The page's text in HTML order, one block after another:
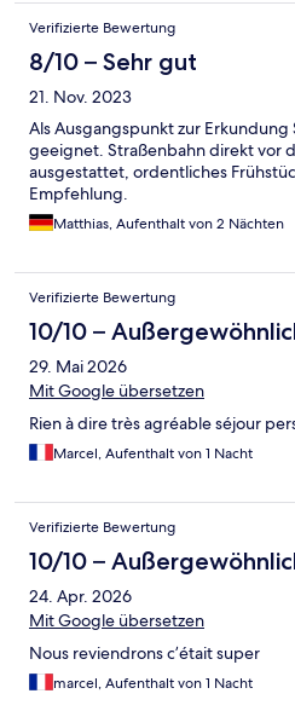
Verifizierte Bewertung
8/10 – Sehr gut
21. Nov. 2023
Als Ausgangspunkt zur
geeignet. Straßenbahn direkt vor
ausgestattet, ordentliches
Empfehlung.
Matthias, Aufenthalt von 2 Nächten
Verifizierte Bewertung
10/10 –
29. Mai 2026
Mit Google übersetzen
Rien à dire très agréable séjour
Marcel, Aufenthalt von 1 Nacht
Verifizierte Bewertung
10/10 –
24. Apr. 2026
Mit Google übersetzen
Nous reviendrons c’était super
marcel, Aufenthalt von 1 Nacht